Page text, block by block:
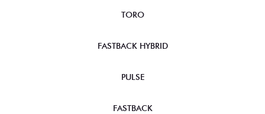
TORO
FASTBACK HYBRID
PULSE
FASTBACK